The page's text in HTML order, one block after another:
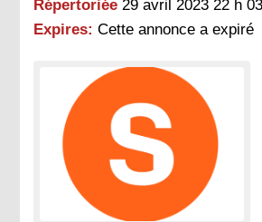
Répertoriée 29 avril 2023 22 h
Expires: Cette annonce a expiré